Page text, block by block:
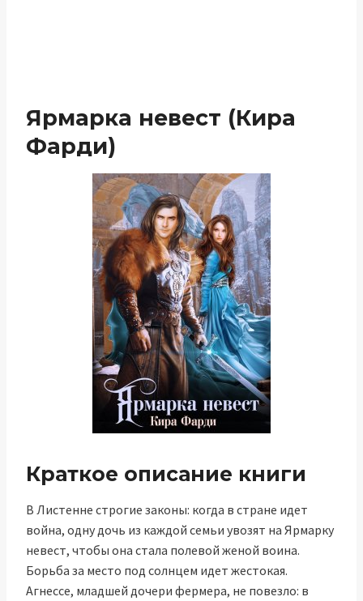
Ярмарка невест (Кира
Фарди)
Краткое описание книги
В Листенне строгие законы: когда в стране идет
война, одну дочь из каждой семьи увозят на Ярмарку
невест, чтобы она стала полевой женой воина.
Борьба за место под солнцем идет жестокая.
Агнессе, младшей дочери фермера, не повезло: в